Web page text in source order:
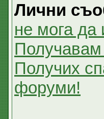
Лични
не мога
Получих
форуми!